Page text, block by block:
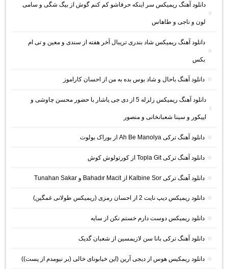
دانلود آهنگ ریمیکس سر اینکه حرفاشو کم کنم گوش از بیگ شگی و سامی
لون و ناجی و طاهاس
دانلود آهنگ ریمیکس شاد بندری تریبال آخر هفته از سندی و معین و تی ام
بکس
دانلود آهنگ باحال و شاد بوس بده به من از احسان کاراموز
دانلود آهنگ ریمیکس زلزله 5 از دی جی یاشار با حضور محسن چاوشی و
اپیکور و سینا شعبانخانی و منصور
دانلود آهنگ ترکی Ah Be Manolya از بوراک بولوت
دانلود آهنگ ترکی Topla Git از کورتولوش کوش
دانلود آهنگ ترکی Kalbine Sor از Bahadır Macit و Tunahan Sakar
دانلود ریمیکس دیپ نایت 2 از احسان رمزی (ریمیکس طولانی غمگین)
دانلود ریمیکس دوست دارم خستم نکن از سایه
دانلود آهنگ ترکی بانا سن لازیمسین از شعبان گدیک
دانلود ریمکیس هوس از دیجی آرین (این خیابونای خالی (بر نیومدم از پست))